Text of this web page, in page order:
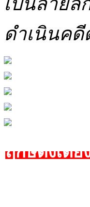
ดำเนินค
ฤกษ์ตั้งเตีย